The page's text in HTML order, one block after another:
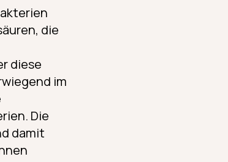
die
diese
im
Die
damit